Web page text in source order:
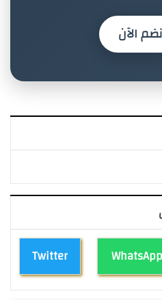
الآن
Twitter WhatsApp